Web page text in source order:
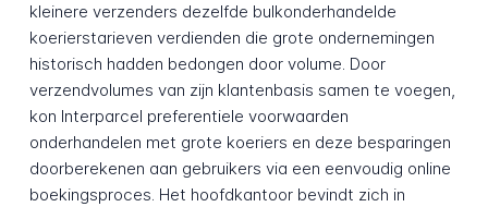
kleinere verzenders dezelfde bulkonderhandelde
koeriers­tarieven verdienden die grote ondernemingen
historisch hadden bedongen door volume. Door
verzendvolumes van zijn klantenbasis samen te voegen,
kon Interparcel preferentiele voorwaarden
onderhandelen met grote koeriers en deze besparingen
doorberekenen aan gebruikers via een eenvoudig online
boekingsproces. Het hoofdkantoor bevindt zich in